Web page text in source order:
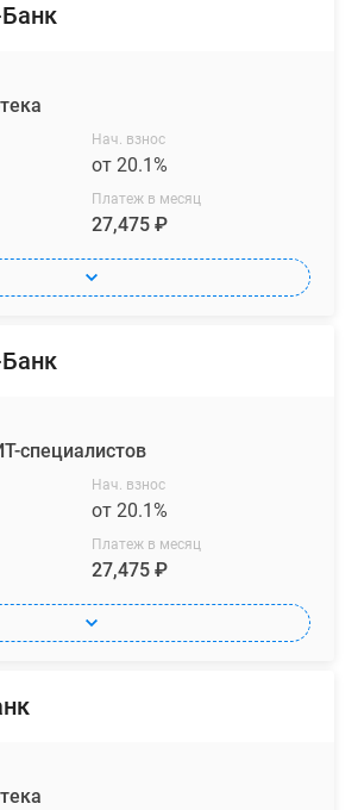
Нач. взнос
от 20.1%
Платеж в месяц
27,475 ₽
специалистов
Нач. взнос
от 20.1%
Платеж в месяц
27,475 ₽